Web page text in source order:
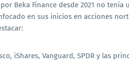
Beka Finance desde 2021 no tenía
en sus inicios en acciones
iShares, Vanguard, SPDR y las